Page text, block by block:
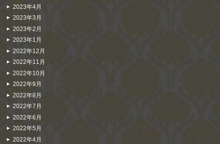
2023年4月
2023年3月
2023年2月
2023年1月
2022年12月
2022年11月
2022年10月
2022年9月
2022年8月
2022年7月
2022年6月
2022年5月
2022年4月